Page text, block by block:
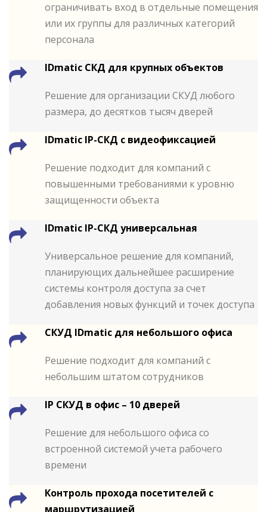
ограничивать вход в отдельные помещения
или их группы для различных категорий
персонала
IDmatic СКД для крупных объектов
Решение для организации СКУД любого
размера, до десятков тысяч дверей
IDmatic IP-СКД с видеофиксацией
Решение подходит для компаний с
повышенными требованиями к уровню
защищенности объекта
IDmatic IP-СКД универсальная
Универсальное решение для компаний,
планирующих дальнейшее расширение
системы контроля доступа за счет
добавления новых функций и точек доступа
СКУД IDmatic для небольшого офиса
Решение подходит для компаний с
небольшим штатом сотрудников
IP СКУД в офис – 10 дверей
Решение для небольшого офиса со
встроенной системой учета рабочего
времени
Контроль прохода посетителей с
маршрутизацией